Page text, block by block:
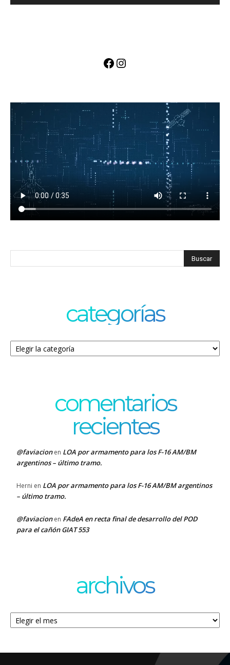
Facebook
Instagram
categorías
Categorías
comentarios
recientes
@faviacionen LOA por armamento para los F-16 AM/BM
argentinos – último tramo.
Herni en LOA por armamento para los F-16 AM/BM argentinos
– último tramo.
@faviacionen FAdeA en recta final de desarrollo del POD
para el cañón GIAT 553
archivos
Archivos